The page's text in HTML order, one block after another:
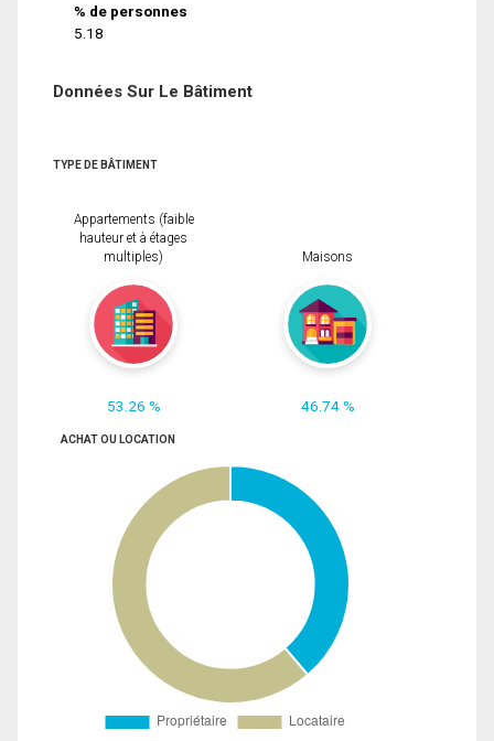
% de personnes
5.18
Données Sur Le Bâtiment
TYPE DE BÂTIMENT
Appartements (faible
hauteur et à étages
multiples)
53.26 %
Maisons
46.74 %
ACHAT OU LOCATION